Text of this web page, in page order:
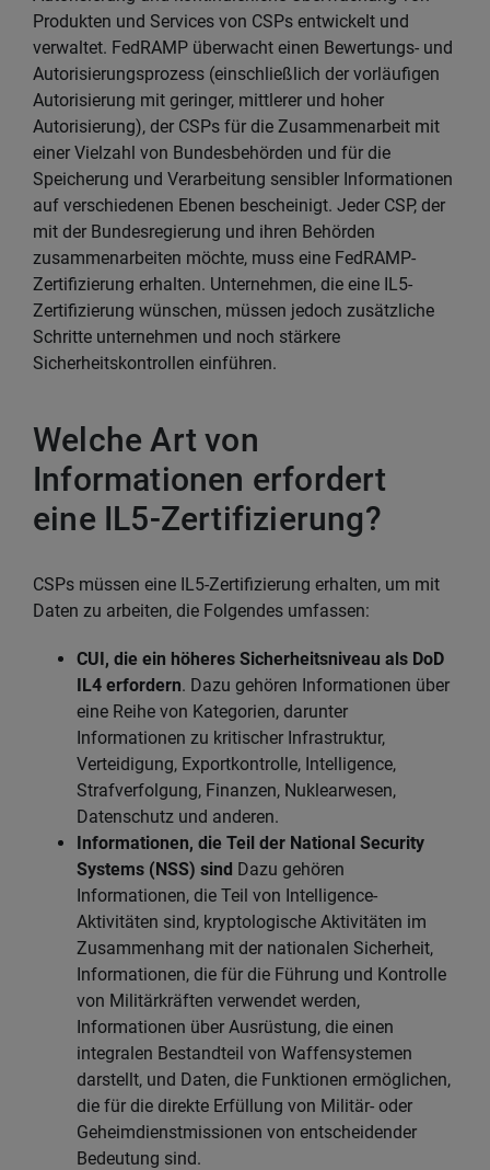
Produkten und Services von CSPs entwickelt und
verwaltet. FedRAMP überwacht einen Bewertungs- und
Autorisierungsprozess (einschließlich der vorläufigen
Autorisierung mit geringer, mittlerer und hoher
Autorisierung), der CSPs für die Zusammenarbeit mit
einer Vielzahl von Bundesbehörden und für die
Speicherung und Verarbeitung sensibler Informationen
auf verschiedenen Ebenen bescheinigt. Jeder CSP, der
mit der Bundesregierung und ihren Behörden
zusammenarbeiten möchte, muss eine FedRAMP-
Zertifizierung erhalten. Unternehmen, die eine IL5-
Zertifizierung wünschen, müssen jedoch zusätzliche
Schritte unternehmen und noch stärkere
Sicherheitskontrollen einführen.
Welche Art von
Informationen erfordert
eine IL5-Zertifizierung?
CSPs müssen eine IL5-Zertifizierung erhalten, um mit
Daten zu arbeiten, die Folgendes umfassen:
CUI, die ein höheres Sicherheitsniveau als DoD
IL4 erfordern. Dazu gehören Informationen über
eine Reihe von Kategorien, darunter
Informationen zu kritischer Infrastruktur,
Verteidigung, Exportkontrolle, Intelligence,
Strafverfolgung, Finanzen, Nuklearwesen,
Datenschutz und anderen.
Informationen, die Teil der National Security
Systems (NSS) sind Dazu gehören
Informationen, die Teil von Intelligence-
Aktivitäten sind, kryptologische Aktivitäten im
Zusammenhang mit der nationalen Sicherheit,
Informationen, die für die Führung und Kontrolle
von Militärkräften verwendet werden,
Informationen über Ausrüstung, die einen
integralen Bestandteil von Waffensystemen
darstellt, und Daten, die Funktionen ermöglichen,
die für die direkte Erfüllung von Militär- oder
Geheimdienstmissionen von entscheidender
Bedeutung sind.